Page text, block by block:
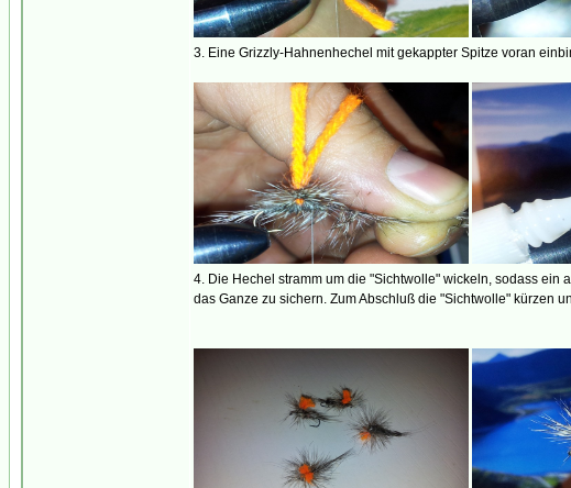
3. Eine Grizzly-Hahnenhechel mit gekappter Spitze voran
4. Die Hechel stramm um die "Sichtwolle" wickeln, sodass
das Ganze zu sichern. Zum Abschluß die "Sichtwolle" kürzen